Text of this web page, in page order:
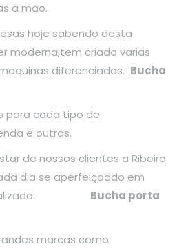
a mão.
hoje sabendo desta
moderna,tem criado varias
diferenciadas. Bucha
para cada tipo de
e outras.
de nossos clientes a Ribeiro
dia se aperfeiçoado em
atualizado. Bucha porta
marcas como